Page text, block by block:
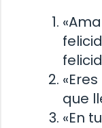
que
«En